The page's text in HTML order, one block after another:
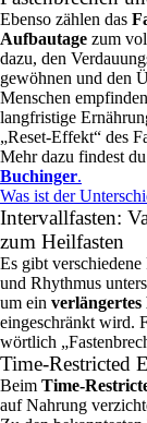
Ebenso zählen das
Aufbautage zum
dazu, den
gewöhnen und den
Menschen
langfristige
„Reset‑Effekt“ des
Mehr dazu findest
Buchinger.
Was ist der
Intervallfasten:
zum Heilfasten
Es gibt verschiedene
und Rhythmus
um ein verlängertes
eingeschränkt wird.
wörtlich
Time‑Restricted
Beim
auf Nahrung